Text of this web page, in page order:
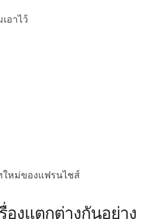
อาไว้
ใหม่ของแฟรนไชส์
องแตกต่างกันอย่าง